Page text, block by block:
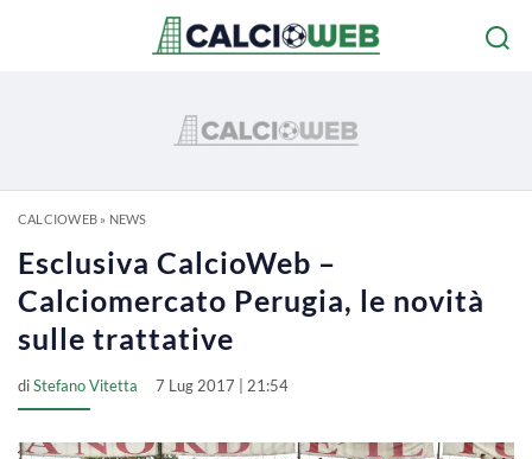
CALCIOWEB» NEWS
Esclusiva CalcioWeb –
Calciomercato Perugia, le novità
sulle trattative
diStefano Vitetta 7 Lug 2017 | 21:54